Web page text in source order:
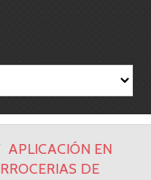
APLICACIÓN EN
DE